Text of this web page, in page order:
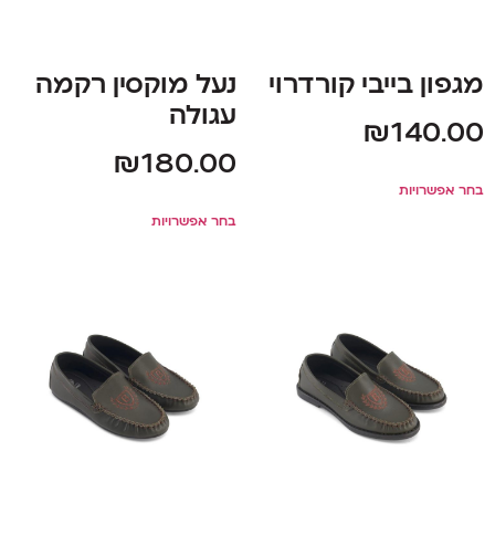
מגפון בייבי קורדרוי
₪140.00
בחר אפשרויות
נעל מוקסין רקמה
עגולה
₪180.00
בחר אפשרויות